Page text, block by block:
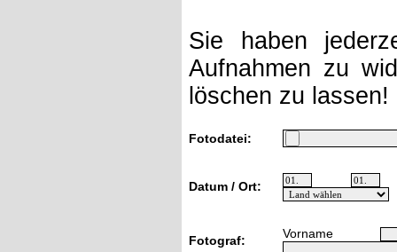
Sie haben
Aufnahmen zu
löschen zu
Fotodatei:
Datum / Ort:
Fotograf: Vorname